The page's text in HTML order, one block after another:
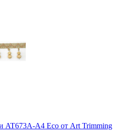
AT673A-A4 Eco от Art Trimming